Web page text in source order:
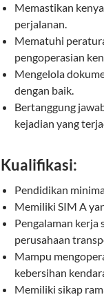
Memastikan
perjalanan.
Mematuhi
pengoperasian
Mengelola
dengan baik.
Bertanggung
kejadian yang
Kualifikasi:
Pendidikan
Memiliki SIM A
Pengalaman kerja
perusahaan
Mampu
kebersihan
Memiliki sikap